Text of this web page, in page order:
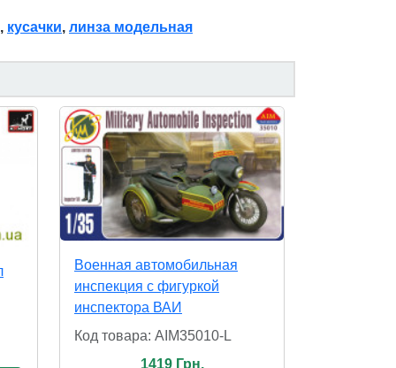
, кусачки, линза модельная
Военная автомобильная
инспекция с фигуркой
инспектора ВАИ
Код товара: AIM35010-L
1419 Грн.